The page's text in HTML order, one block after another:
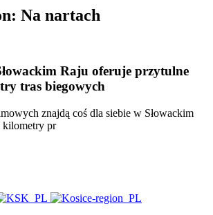
Na nartach
Raju oferuje przytulne
tras biegowych
znajdą coś dla siebie w Słowackim
kilometry pr